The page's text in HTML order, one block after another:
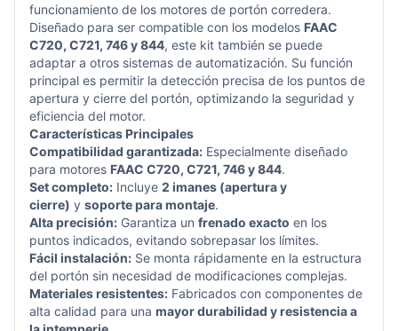
funcionamiento de los motores de portón corredera.
Diseñado para ser compatible con los modelos FAAC
C720, C721, 746 y 844, este kit también se puede
adaptar a otros sistemas de automatización. Su función
principal es permitir la detección precisa de los puntos de
apertura y cierre del portón, optimizando la seguridad y
eficiencia del motor.
Características Principales
Compatibilidad garantizada: Especialmente diseñado
para motores FAAC C720, C721, 746 y 844.
Set completo: Incluye 2 imanes (apertura y
cierre) y soporte para montaje.
Alta precisión: Garantiza un frenado exacto en los
puntos indicados, evitando sobrepasar los límites.
Fácil instalación: Se monta rápidamente en la estructura
del portón sin necesidad de modificaciones complejas.
Materiales resistentes: Fabricados con componentes de
alta calidad para una mayor durabilidad y resistencia a